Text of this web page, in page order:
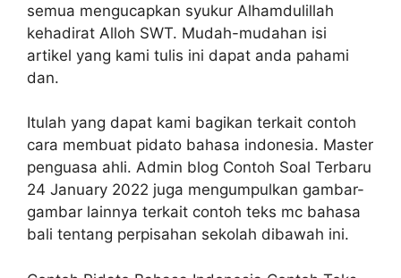
semua mengucapkan syukur Alhamdulillah
kehadirat Alloh SWT. Mudah-mudahan isi
artikel yang kami tulis ini dapat anda pahami
dan.
Itulah yang dapat kami bagikan terkait contoh
cara membuat pidato bahasa indonesia. Master
penguasa ahli. Admin blog Contoh Soal Terbaru
24 January 2022 juga mengumpulkan gambar-
gambar lainnya terkait contoh teks mc bahasa
bali tentang perpisahan sekolah dibawah ini.